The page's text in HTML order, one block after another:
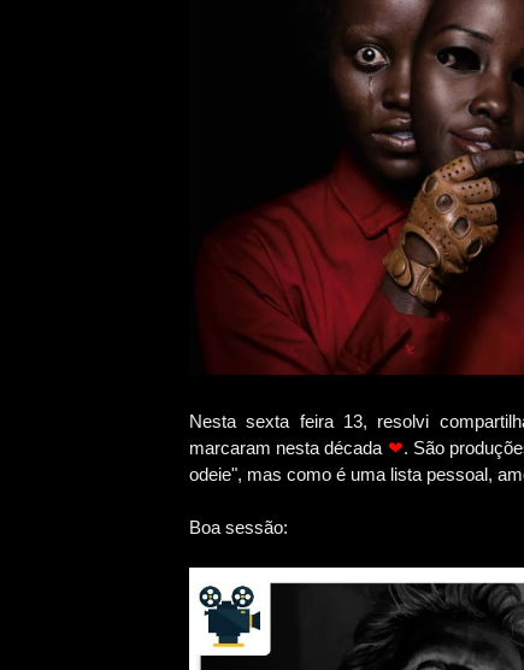
Nesta sexta feira 13, resolvi
marcaram nesta década ❤. São
odeie", mas como é uma lista pessoal,
Boa sessão: